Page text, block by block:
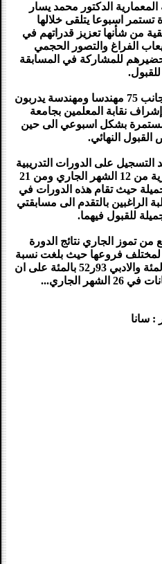
الدكتور محمد يسار
تستمر اسبوعا يتلقى خلالها
من شأنها تعزيز قدراتهم في
الفراغ والتصور الحجمي
للمشاركة في المسابقة
للقبول.
وأوضح أن أساتذة من الكلية الى جانب 75 مهندسا ومهندسة يدربون
نقابة المعلمين بجامعة
بشكل اسبوعي الى حين
النهائي.
على الدورات التدريبية
للقبول في كلية الهندسة المعمارية من 12 الشهر الجاري ومن 21
حيث تقام هذه الدورات في
الراغبين بالتقدم الى مسابقتي
للقبول فيهما.
من تموز الجاري نتائج الدورة
لمختلف فروعها حيث بلغت نسبة
النجاح في الفرع العلمي 86ر68 بالمئة والادبي 93ر52 بالمئة على ان
الجاري...
: سانا